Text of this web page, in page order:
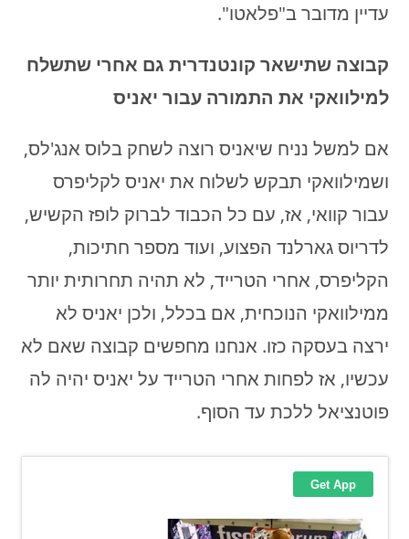
עדיין מדובר ב"פלאטו".
קבוצה שתישאר קונטנדרית גם אחרי שתשלח
למילוואקי את התמורה עבור יאניס
אם למשל נניח שיאניס רוצה לשחק בלוס אנג'לס,
ושמילוואקי תבקש לשלוח את יאניס לקליפרס
עבור קוואי, אז, עם כל הכבוד לברוק לופז הקשיש,
לדריוס גארלנד הפצוע, ועוד מספר חתיכות,
הקליפרס, אחרי הטרייד, לא תהיה תחרותית יותר
ממילוואקי הנוכחית, אם בכלל, ולכן יאניס לא
ירצה בעסקה כזו. אנחנו מחפשים קבוצה שאם לא
עכשיו, אז לפחות אחרי הטרייד על יאניס יהיה לה
פוטנציאל ללכת עד הסוף.